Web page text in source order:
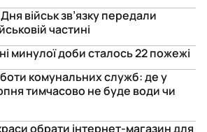
військ зв’язку передали
частині
минулої доби сталось 22 пожежі
комунальних служб: де у
тимчасово не буде води чи
обрати інтернет-магазин для